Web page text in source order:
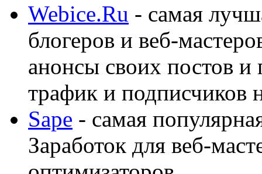
Webice.Ru - самая
блогеров и веб-
анонсы своих постов
трафик и подписчиков
Sape - самая
Заработок для веб-